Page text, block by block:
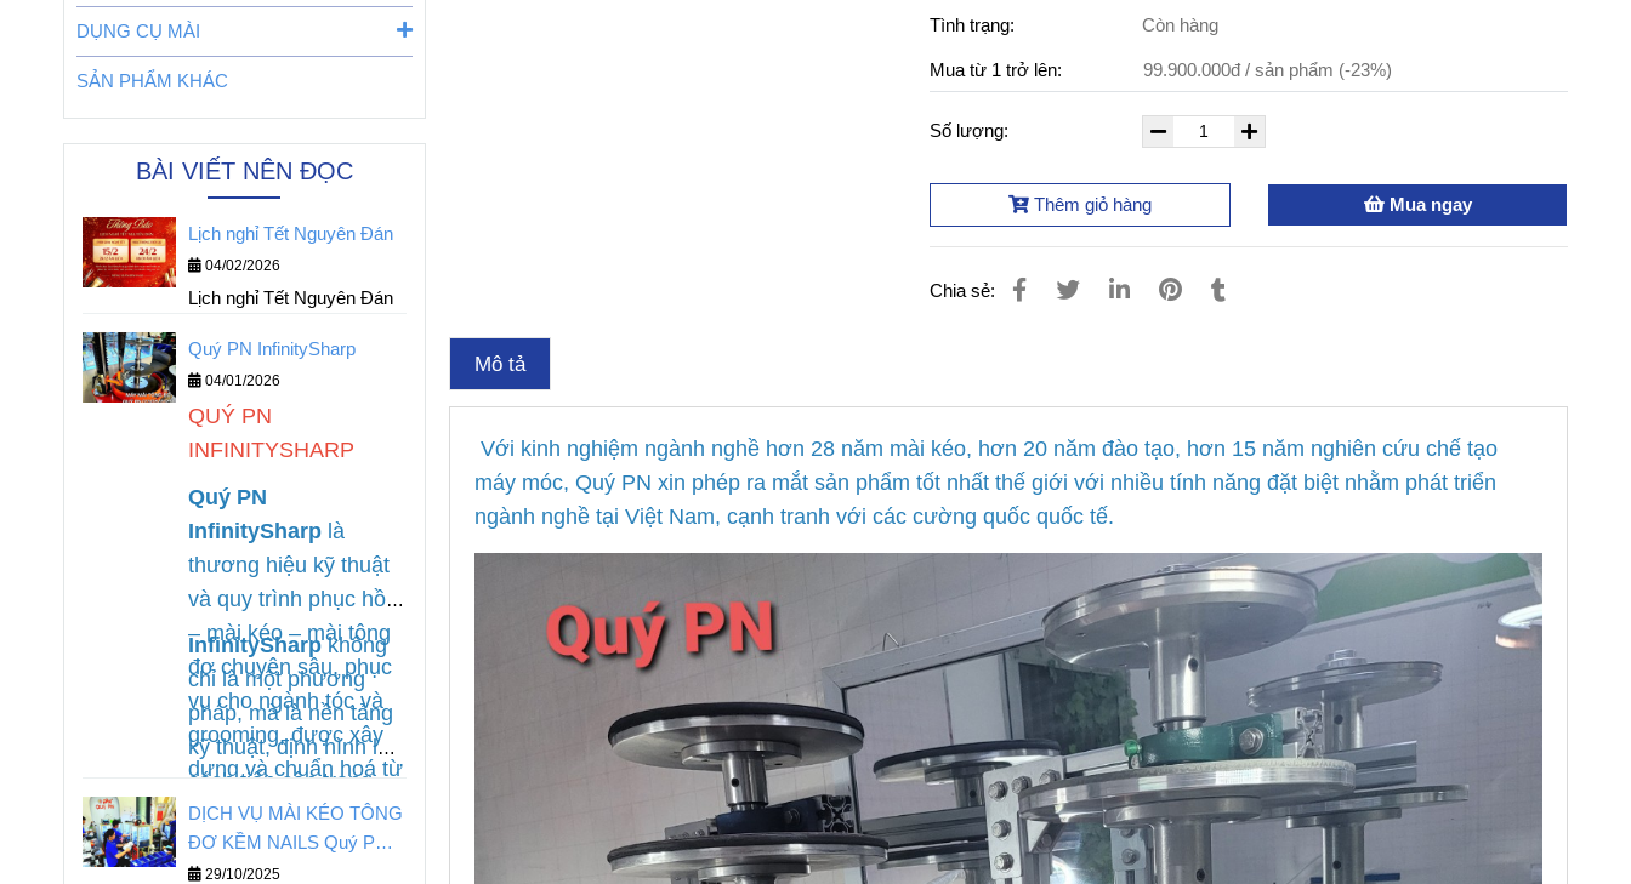
Tình trạng: Còn hàng
Mua từ 1 trở lên: 99.900.000đ / sản phẩm (-23%)
Số lượng:
Thêm giỏ hàng Mua ngay
Chia sẻ:
Mô tả
Với kinh nghiệm ngành nghề hơn 28 năm mài kéo, hơn 20 năm đào tạo, hơn 15 năm nghiên cứu chế tạo
máy móc, Quý PN xin phép ra mắt sản phẩm tốt nhất thế giới với nhiều tính năng đặt biệt nhằm phát triển
ngành nghề tại Việt Nam, cạnh tranh với các cường quốc quốc tế.
DỤNG CỤ MÀI
SẢN PHẨM KHÁC
BÀI VIẾT NÊN ĐỌC
Lịch nghỉ Tết Nguyên Đán
04/02/2026
Lịch nghỉ Tết Nguyên Đán
Quý PN InfinitySharp
04/01/2026
QUÝ PN
INFINITYSHARP
Quý PN
InfinitySharplà
thương hiệu kỹ thuật
và quy trình phục hồi
– mài kéo – mài tông
đơ chuyên sâu, phục
vụ cho ngành tóc và
grooming, được xây
dựng và chuẩn hoá từ
kinh nghiệm làm nghề
thực tế của Quý PN.
InfinitySharpkhông
chỉ là một phương
pháp, mà là nền tảng
kỹ thuật, định hình lại
cách tiếp cận trong
nghề phục hồi dụng
cụ cắt chuyên nghiệp.
DỊCH VỤ MÀI KÉO TÔNG
ĐƠ KỀM NAILS Quý PN
Infinitysharp
29/10/2025